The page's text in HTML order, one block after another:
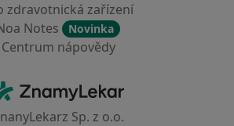
zdravotnická zařízení
Notes
Novinka
Centrum nápovědy
ZnamyLekar - Hlavní stránka
Sp. z o.o.